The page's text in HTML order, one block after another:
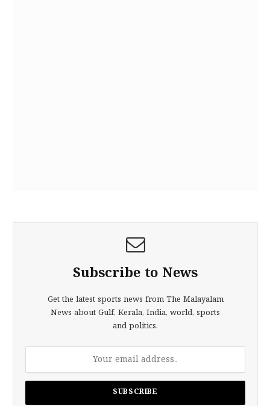
Subscribe to News
Get the latest sports news from The Malayalam
News about Gulf, Kerala, India, world, sports
and politics.